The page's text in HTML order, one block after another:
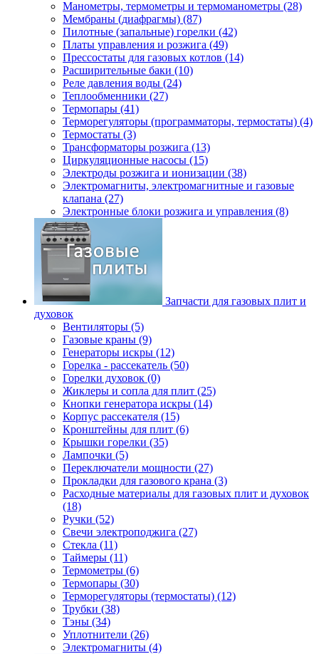
Манометры, термометры и термоманометры (28)
Мембраны (диафрагмы) (87)
Пилотные (запальные) горелки (42)
Платы управления и розжига (49)
Прессостаты для газовых котлов (14)
Расширительные баки (10)
Реле давления воды (24)
Теплообменники (27)
Термопары (41)
Терморегуляторы (программаторы, термостаты) (4)
Термостаты (3)
Трансформаторы розжига (13)
Циркуляционные насосы (15)
Электроды розжига и ионизации (38)
Электромагниты, электромагнитные и газовые
клапана (27)
Электронные блоки розжига и управления (8)
Запчасти для газовых плит и
духовок
Вентиляторы (5)
Газовые краны (9)
Генераторы искры (12)
Горелка - рассекатель (50)
Горелки духовок (0)
Жиклеры и сопла для плит (25)
Кнопки генератора искры (14)
Корпус рассекателя (15)
Кронштейны для плит (6)
Крышки горелки (35)
Лампочки (5)
Переключатели мощности (27)
Прокладки для газового крана (3)
Расходные материалы для газовых плит и духовок
(18)
Ручки (52)
Свечи электроподжига (27)
Стекла (11)
Таймеры (11)
Термометры (6)
Термопары (30)
Терморегуляторы (термостаты) (12)
Трубки (38)
Тэны (34)
Уплотнители (26)
Электромагниты (4)